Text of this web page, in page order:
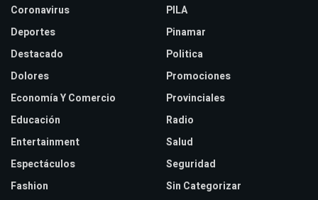
Coronavirus
Deportes
Destacado
Dolores
Economía Y Comercio
Educación
Entertainment
Espectáculos
Fashion
PILA
Pinamar
Politica
Promociones
Provinciales
Radio
Salud
Seguridad
Sin Categorizar